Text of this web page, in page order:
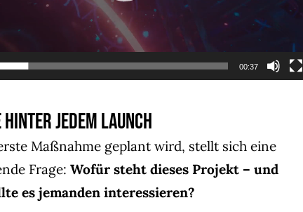
00:37
hinter jedem Launch
Maßnahme geplant wird, stellt sich eine
Frage: Wofür steht dieses Projekt – und
es jemanden interessieren?